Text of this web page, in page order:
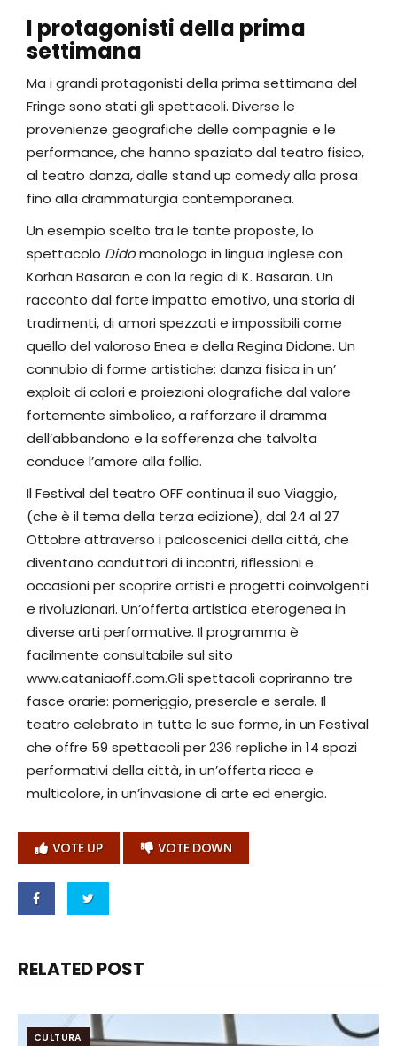
I protagonisti della prima
settimana
Ma i grandi protagonisti della prima settimana del
Fringe sono stati gli spettacoli. Diverse le
provenienze geografiche delle compagnie e le
performance, che hanno spaziato dal teatro fisico,
al teatro danza, dalle stand up comedy alla prosa
fino alla drammaturgia contemporanea.
Un esempio scelto tra le tante proposte, lo
spettacolo Didomonologo in lingua inglese con
Korhan Basaran e con la regia di K. Basaran. Un
racconto dal forte impatto emotivo, una storia di
tradimenti, di amori spezzati e impossibili come
quello del valoroso Enea e della Regina Didone. Un
connubio di forme artistiche: danza fisica in un’
exploit di colori e proiezioni olografiche dal valore
fortemente simbolico, a rafforzare il dramma
dell’abbandono e la sofferenza che talvolta
conduce l’amore alla follia.
Il Festival del teatro OFF continua il suo Viaggio,
(che è il tema della terza edizione), dal 24 al 27
Ottobre attraverso i palcoscenici della città, che
diventano conduttori di incontri, riflessioni e
occasioni per scoprire artisti e progetti coinvolgenti
e rivoluzionari. Un’offerta artistica eterogenea in
diverse arti performative. Il programma è
facilmente consultabile sul sito
www.cataniaoff.com.Gli spettacoli copriranno tre
fasce orarie: pomeriggio, preserale e serale. Il
teatro celebrato in tutte le sue forme, in un Festival
che offre 59 spettacoli per 236 repliche in 14 spazi
performativi della città, in un’offerta ricca e
multicolore, in un’invasione di arte ed energia.
VOTE UP VOTE DOWN
RELATED POST
CULTURA